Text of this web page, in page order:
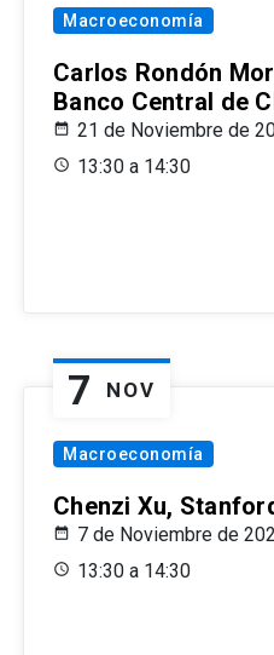
Macroeconomía
Carlos Rondón
Banco Central de
21 de Noviembre de
13:30 a 14:30
7 NOV
Macroeconomía
Chenzi Xu,
7 de Noviembre de
13:30 a 14:30